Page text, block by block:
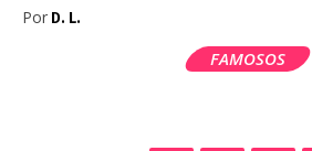
Por D. L.
FAMOSOS